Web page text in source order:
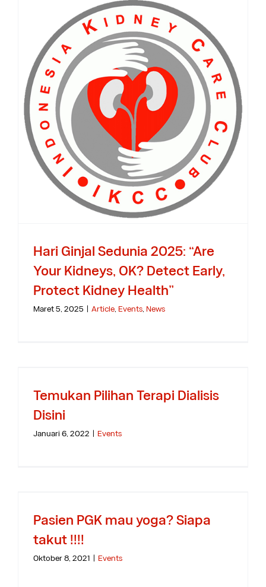
Hari Ginjal Sedunia 2025: “Are
Your Kidneys, OK? Detect Early,
Protect Kidney Health”
Maret 5, 2025 Article, Events, News
Temukan Pilihan Terapi Dialisis
Disini
Januari 6, 2022 Events
Pasien PGK mau yoga? Siapa
takut !!!!
Oktober 8, 2021 Events